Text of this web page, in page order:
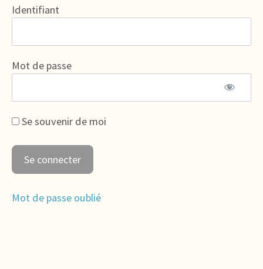
Identifiant
Mot de passe
Se souvenir de moi
Mot de passe oublié